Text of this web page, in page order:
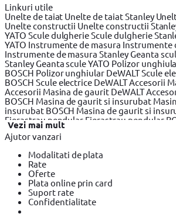
Linkuri utile
Unelte de taiat Unelte de taiat Stanley
Unelte constructii Unelte constructii
YATO Scule dulgherieScule dulgherie
YATO Instrumente de masura Instrumente
Instrumente de masura StanleyGeanta
StanleyGeanta scule YATO Polizor
BOSCH Polizor unghiular DeWALTScule
BOSCH Scule electrice DeWALTAccesorii
Accesorii Masina de gaurit DeWALT
BOSCH Masina de gaurit si insurubat
insurubat BOSCH Masina de gaurit si
Fierastrau pendular Fierastrau pendular
pendular DeWALT
DeWALTFierastrau circular BOSCH
Slefuitor electric BOSCH
Masini de frezat BOSCH
electricaRindea electrica BOSCH
Suflanta aer caldSuflanta aer cald YATO
BOSCHPlaci compactoare & Ciocan
compactoare & Ciocan demolator BOSCH
Ciocan demolator Makita
Vezi mai mult
Ajutor vanzari
Modalitati de plata
Rate
Oferte
Plata online prin card
Suport rate
Confidentialitate